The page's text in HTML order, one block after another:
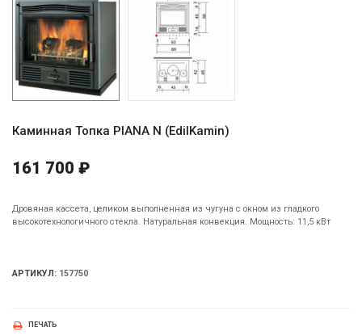
Каминная Топка PIANA N (EdilKamin)
161 700 ₽
Дровяная кассета, целиком выполненная из чугуна с окном из гладкого
высокотехнологичного стекла. Натуральная конвекция. Мощность: 11,5 кВт
АРТИКУЛ: 157750
ПЕЧАТЬ